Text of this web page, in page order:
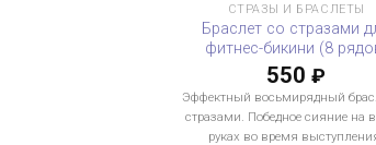
СТРАЗЫ И БРАСЛЕТЫ
Браслет со стразами
фитнес-бикини (8
550₽
Эффектный восьмирядный
стразами. Победное сияние на
руках во время